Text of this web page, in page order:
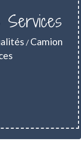
Services
/ Camion